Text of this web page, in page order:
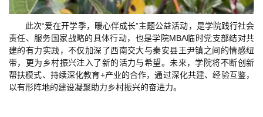
此次“爱在开学季，暖心伴成长”主题公益活动，是学院践行社会
责任、服务国家战略的具体行动，也是学院MBA临时党支部结对共
建的有力实践，不仅加深了西南交大与秦安县王尹镇之间的情感纽
带，更为乡村振兴注入了新的活力与希望。未来，学院将不断创新
帮扶模式、持续深化教育+产业的合作，通过深化共建、经验互鉴，
以有形阵地的建设凝聚助力乡村振兴的奋进力。